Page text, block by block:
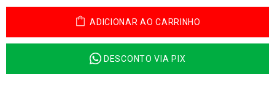
ADICIONAR AO CARRINHO
DESCONTO VIA PIX